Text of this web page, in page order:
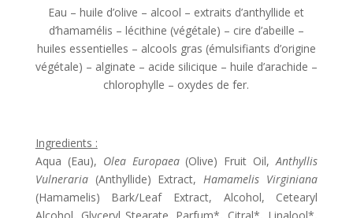
Eau – huile d’olive – alcool – extraits d’anthyllide et
d’hamamélis – lécithine (végétale) – cire d’abeille –
huiles essentielles – alcools gras (émulsifiants d’origine
végétale) – alginate – acide silicique – huile d’arachide –
chlorophylle – oxydes de fer.
Ingredients :
Aqua (Eau), Olea Europaea(Olive) Fruit Oil,Anthyllis
Vulneraria(Anthyllide) Extract,Hamamelis Virginiana
(Hamamelis) Bark/Leaf Extract, Alcohol, Cetearyl